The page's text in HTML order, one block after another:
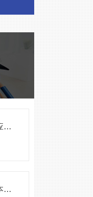
线对卡在摄像头模组调焦中的应用技巧
解析有机玻璃静态箱在生物样本保存中的优势